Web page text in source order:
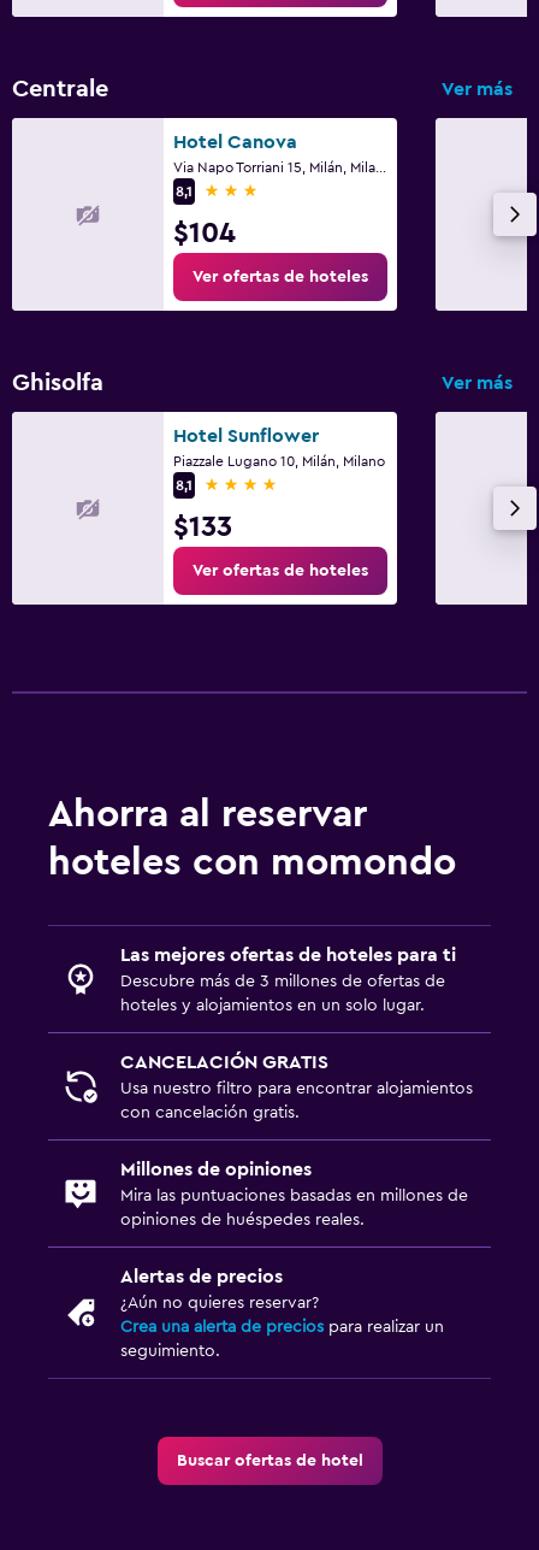
Centrale Ver más
Hotel Canova
8,1
3 estrellas
$104
Ver ofertas de hoteles
Ghisolfa Ver más
Hotel Sunflower
Piazzale Lugano 10, Milán, Milano
8,1
4 estrellas
$133
Ver ofertas de hoteles
Ahorra al reservar
hoteles con momondo
Las mejores ofertas de hoteles para ti
Descubre más de 3 millones de ofertas de
hoteles y alojamientos en un solo lugar.
CANCELACIÓN GRATIS
Usa nuestro filtro para encontrar alojamientos
con cancelación gratis.
Millones de opiniones
Mira las puntuaciones basadas en millones de
opiniones de huéspedes reales.
Alertas de precios
¿Aún no quieres reservar?
Crea una alerta de precios para realizar un
seguimiento.
Buscar ofertas de hotel